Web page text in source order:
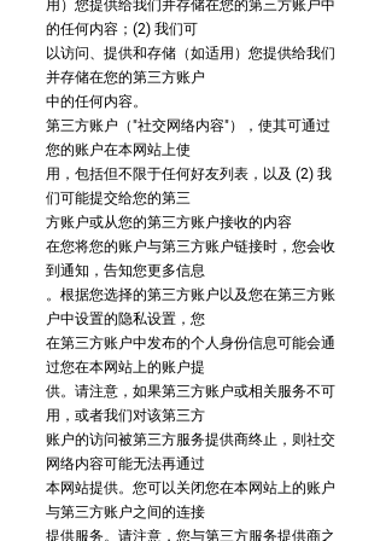
用）您提供给我们并存储在您的第三方账户中
的任何内容；(2) 我们可
以访问、提供和存储（如适用）您提供给我们
并存储在您的第三方账户
中的任何内容。
第三方账户（"社交网络内容"），使其可通过
您的账户在本网站上使
用，包括但不限于任何好友列表，以及 (2) 我
们可能提交给您的第三
方账户或从您的第三方账户接收的内容
在您将您的账户与第三方账户链接时，您会收
到通知，告知您更多信息
。根据您选择的第三方账户以及您在第三方账
户中设置的隐私设置，您
在第三方账户中发布的个人身份信息可能会通
过您在本网站上的账户提
供。请注意，如果第三方账户或相关服务不可
用，或者我们对该第三方
账户的访问被第三方服务提供商终止，则社交
网络内容可能无法再通过
本网站提供。您可以关闭您在本网站上的账户
与第三方账户之间的连接
提供服务。请注意，您与第三方服务提供商之